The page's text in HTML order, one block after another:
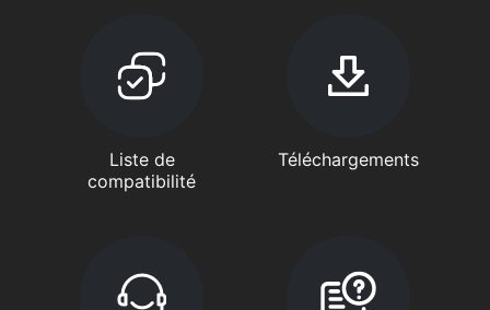
Liste de
compatibilité
Téléchargements